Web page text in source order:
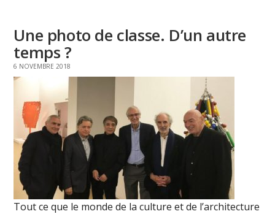
Une photo de classe. D’un autre
temps ?
6 NOVEMBRE 2018
Tout ce que le monde de la culture et de l’architecture